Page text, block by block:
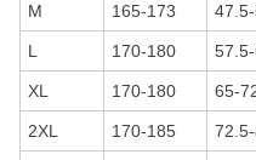
M 165-173
L 170-180
XL 170-180 65-
2XL 170-185